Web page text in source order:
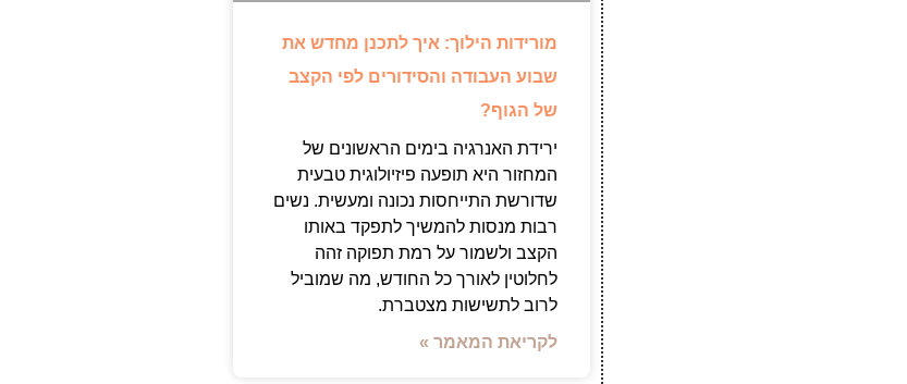
מורידות הילוך: איך לתכנן מחדש את
שבוע העבודה והסידורים לפי הקצב
של הגוף?
ירידת האנרגיה בימים הראשונים של
המחזור היא תופעה פיזיולוגית טבעית
שדורשת התייחסות נכונה ומעשית. נשים
רבות מנסות להמשיך לתפקד באותו
הקצב ולשמור על רמת תפוקה זהה
לחלוטין לאורך כל החודש, מה שמוביל
לרוב לתשישות מצטברת.
לקריאת המאמר »